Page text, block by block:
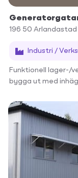
196 50 Arlandastad
Industri /
Funktionell lager-/
bygga ut med